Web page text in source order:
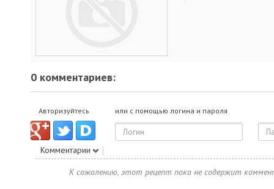
0 комментариев:
Авторизуйтесь или с помощью логина и пароля
Комментарии
К сожалению, этот рецепт пока не содержит